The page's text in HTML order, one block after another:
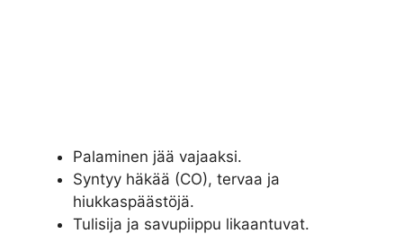
Palaminen jää vajaaksi.
Syntyy häkää (CO), tervaa ja
hiukkaspäästöjä.
Tulisija ja savupiippu likaantuvat.